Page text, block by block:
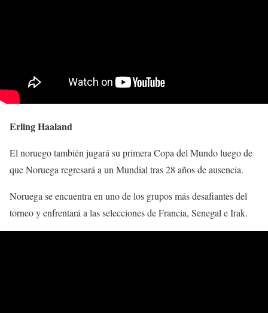
Erling Haaland
El noruego también jugará su primera Copa del Mundo luego de
que Noruega regresará a un Mundial tras 28 años de ausencia.
Noruega se encuentra en uno de los grupos más desafiantes del
torneo y enfrentará a las selecciones de Francia, Senegal e Irak.